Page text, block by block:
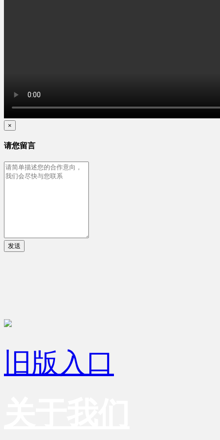
×
请您留言
发送
旧版入口